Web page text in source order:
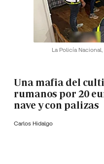
La Policía
Una mafia del
rumanos por 20
nave y con palizas
Carlos Hidalgo